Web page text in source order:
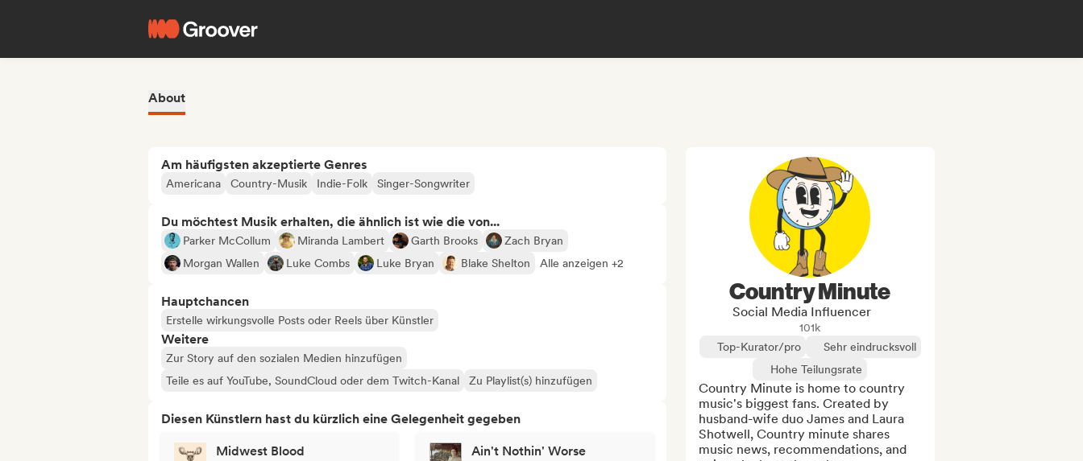
About
Am häufigsten akzeptierte Genres
Americana Country-Musik Indie-Folk Singer-Songwriter
Du möchtest Musik erhalten, die ähnlich ist wie die von...
Parker McCollum Miranda Lambert Garth Brooks
Zach Bryan
Morgan Wallen
Luke Combs Luke Bryan Blake Shelton Alle anzeigen +2
Hauptchancen
Erstelle wirkungsvolle Posts oder Reels über Künstler
Weitere
Zur Story auf den sozialen Medien hinzufügen
Teile es auf YouTube, SoundCloud oder dem Twitch-Kanal
Zu Playlist(s) hinzufügen
Diesen Künstlern hast du kürzlich eine Gelegenheit gegeben
Midwest Blood Ain't Nothin' Worse
Country Minute
Social Media Influencer
101k
Top-Kurator/pro
Sehr eindrucksvoll
Hohe Teilungsrate
Country Minute is home to country
music's biggest fans. Created by
husband-wife duo James and Laura
Shotwell, Country minute shares
music news, recommendations, and